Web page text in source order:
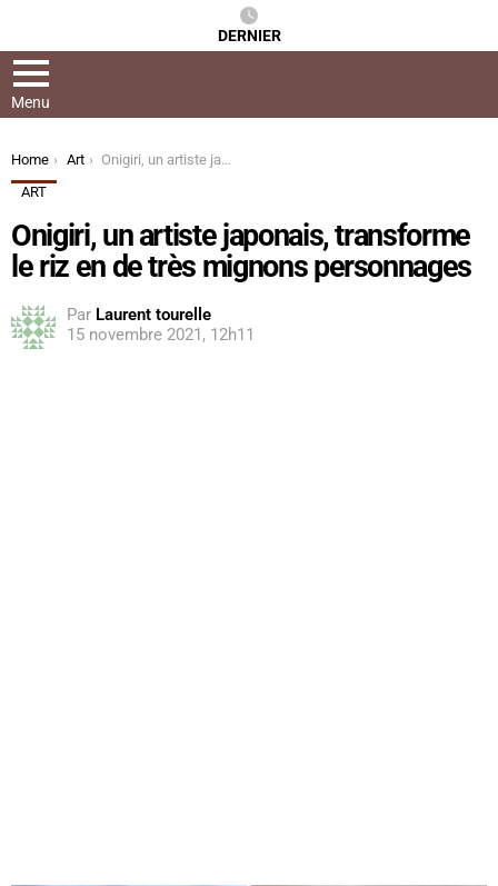
DERNIER
Menu
You are here:
Home Art
Onigiri, un artiste japonais, transforme le riz en de très mignons personnages
ART
Onigiri, un artiste japonais, transforme
le riz en de très mignons personnages
Par Laurent tourelle
15 novembre 2021, 12h11